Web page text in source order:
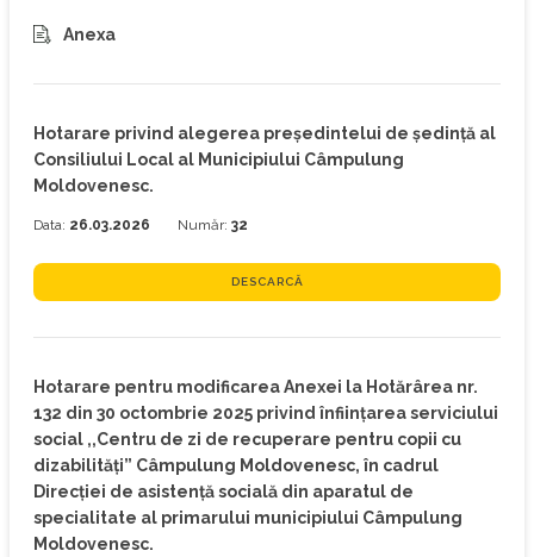
Anexa
Hotarare privind alegerea preşedintelui de şedință al
Consiliului Local al Municipiului Câmpulung
Moldovenesc.
Data: 26.03.2026 Număr: 32
DESCARCĂ
Hotarare pentru modificarea Anexei la Hotărârea nr.
132 din 30 octombrie 2025 privind înființarea serviciului
social ,,Centru de zi de recuperare pentru copii cu
dizabilități” Câmpulung Moldovenesc, în cadrul
Direcției de asistență socială din aparatul de
specialitate al primarului municipiului Câmpulung
Moldovenesc.